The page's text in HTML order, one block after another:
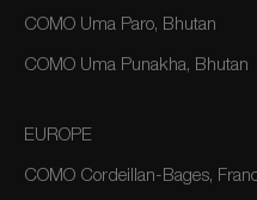
COMO Uma Paro, Bhutan
COMO Uma Punakha, Bhutan
EUROPE
COMO Cordeillan-Bages,